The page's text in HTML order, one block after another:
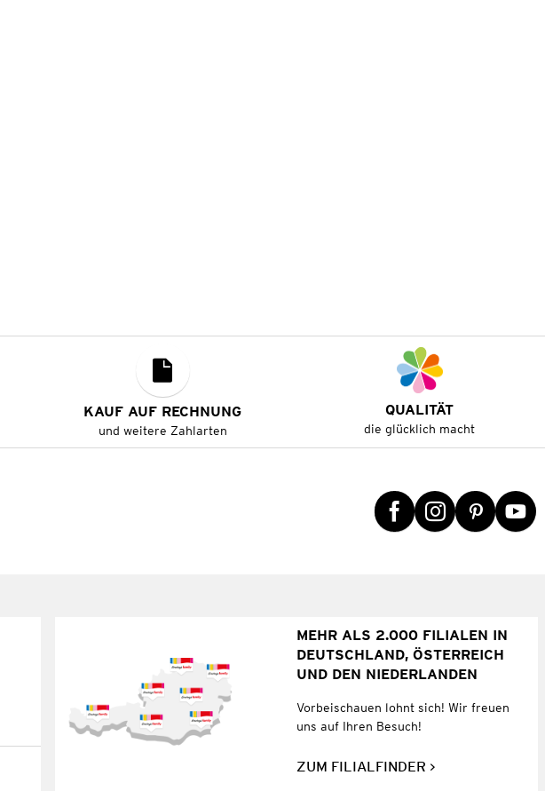
KAUF AUF RECHNUNG
und weitere Zahlarten
QUALITÄT
die glücklich macht
MEHR ALS 2.000 FILIALEN IN
DEUTSCHLAND, ÖSTERREICH
UND DEN NIEDERLANDEN
Vorbeischauen lohnt sich! Wir freuen
uns auf Ihren Besuch!
ZUM FILIALFINDER